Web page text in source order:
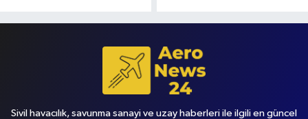
Sivil havacılık, savunma sanayi ve uzay haberleri ile ilgili en güncel